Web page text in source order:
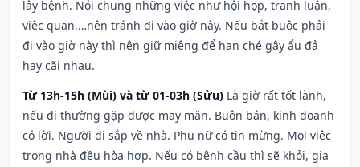
lây bệnh. Nói chung những việc như hội họp, tranh luận,
việc quan,…nên tránh đi vào giờ này. Nếu bắt buộc phải
đi vào giờ này thì nên giữ miệng để hạn ché gây ẩu đả
hay cãi nhau.
Từ 13h-15h (Mùi) và từ 01-03h (Sửu) Là giờ rất tốt lành,
nếu đi thường gặp được may mắn. Buôn bán, kinh doanh
có lời. Người đi sắp về nhà. Phụ nữ có tin mừng. Mọi việc
trong nhà đều hòa hợp. Nếu có bệnh cầu thì sẽ khỏi, gia